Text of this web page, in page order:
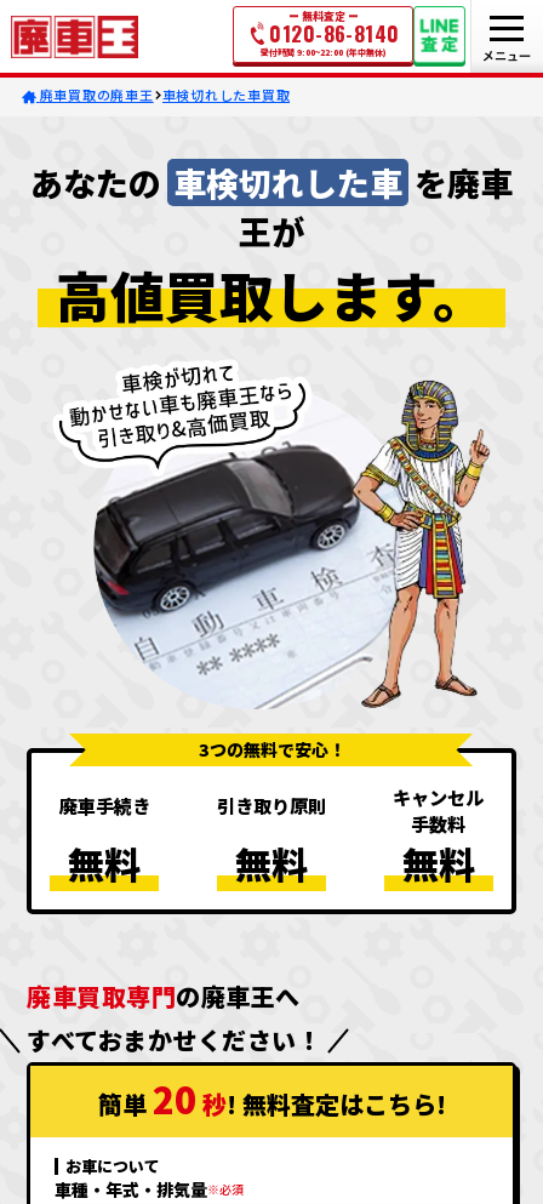
無料査定
0120-86-8140
受付時間 9:00~22:00 (年中無休)
廃車買取の廃車王 車検切れした車買取
あなたの 車検切れした車 を廃車
王が
高値買取します。
3つの無料で安心！
廃車手続き
無料
引き取り原則
無料
キャンセル
手数料
無料
廃車買取専門の廃車王へ
すべておまかせください！
簡単 20 秒! 無料査定はこちら!
お車について
車種・年式・排気量